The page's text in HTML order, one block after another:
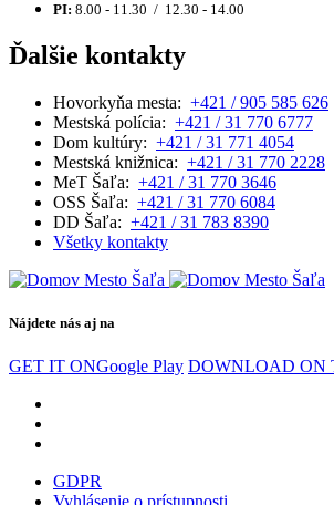
PI: 8.00 - 11.30 / 12.30 - 14.00
Ďalšie kontakty
Hovorkyňa mesta: +421 / 905 585 626
Mestská polícia: +421 / 31 770 6777
Dom kultúry: +421 / 31 771 4054
Mestská knižnica: +421 / 31 770 2228
MeT Šaľa: +421 / 31 770 3646
OSS Šaľa: +421 / 31 770 6084
DD Šaľa: +421 / 31 783 8390
Všetky kontakty
Nájdete nás aj na
GET IT ONGoogle Play DOWNLOAD ON
GDPR